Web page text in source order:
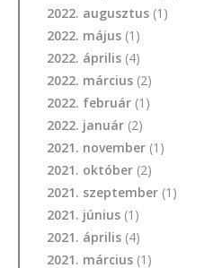
2022. augusztus (1)
2022. május (1)
2022. április (4)
2022. március (2)
2022. február (1)
2022. január (2)
2021. november (1)
2021. október (2)
2021. szeptember (1)
2021. június (1)
2021. április (4)
2021. március (1)